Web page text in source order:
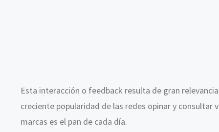
Esta interacción o feedback resulta de gran
creciente popularidad de las redes opinar y consultar
marcas es el pan de cada día.